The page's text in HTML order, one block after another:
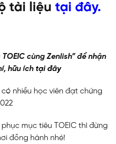
tài liệu tại đây.
cùng Zenlish” để nhận
hữu ích tại đây
nhiều học viên đạt chứng
mục tiêu TOEIC thì đừng
đồng hành nhé!